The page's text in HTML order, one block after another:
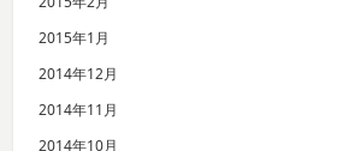
2015年1月
2014年12月
2014年11月
2014年10月